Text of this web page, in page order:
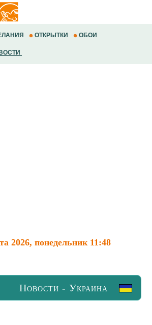
ОТКРЫТКИ ОБОИ
2026, понедельник 11:48
Новости - Украина